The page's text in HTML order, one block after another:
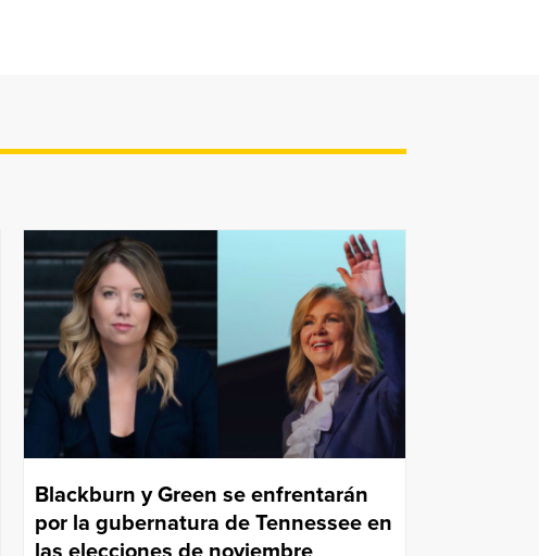
Blackburn y Green se enfrentarán
por la gubernatura de Tennessee en